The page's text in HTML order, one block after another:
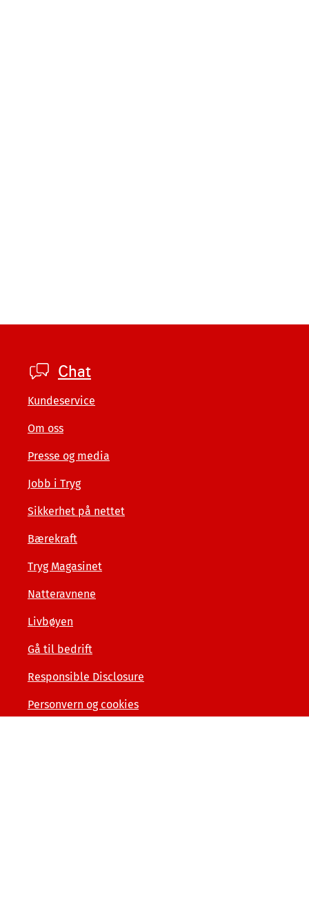
Footer
private
Chat
Kundeservice
Om oss
Presse og media
Jobb i Tryg
Sikkerhet på nettet
Bærekraft
Tryg Magasinet
Natteravnene
Livbøyen
Gå til bedrift
Responsible Disclosure
Personvern og cookies